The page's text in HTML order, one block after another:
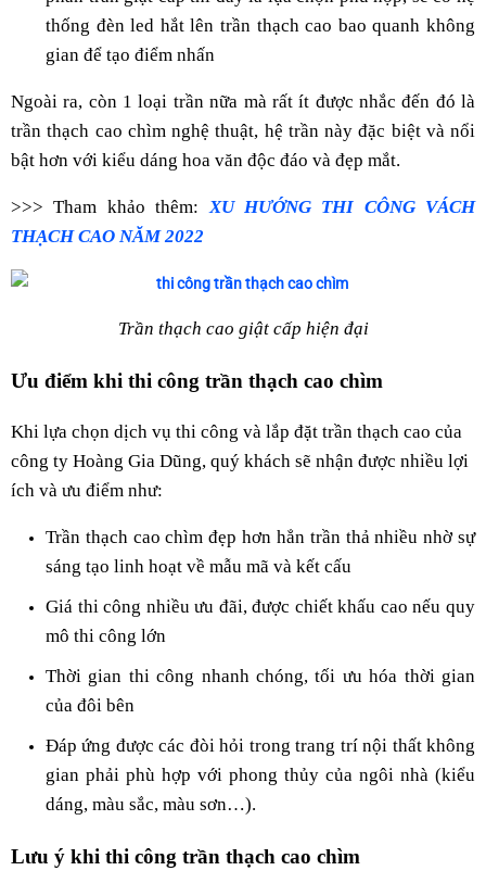
thống đèn led hắt lên trần thạch cao bao quanh không
gian để tạo điểm nhấn
Ngoài ra, còn 1 loại trần nữa mà rất ít được nhắc đến đó là
trần thạch cao chìm nghệ thuật, hệ trần này đặc biệt và nổi
bật hơn với kiểu dáng hoa văn độc đáo và đẹp mắt.
>>> Tham khảo thêm:XU HƯỚNG THI CÔNG VÁCH
THẠCH CAO NĂM 2022
Trần thạch cao giật cấp hiện đại
Ưu điểm khi thi công trần thạch cao chìm
Khi lựa chọn dịch vụ thi công và lắp đặt trần thạch cao của
công ty Hoàng Gia Dũng, quý khách sẽ nhận được nhiều lợi
ích và ưu điểm như:
Trần thạch cao chìm đẹp hơn hẳn trần thả nhiều nhờ sự
sáng tạo linh hoạt về mẫu mã và kết cấu
Giá thi công nhiều ưu đãi, được chiết khấu cao nếu quy
mô thi công lớn
Thời gian thi công nhanh chóng, tối ưu hóa thời gian
của đôi bên
Đáp ứng được các đòi hỏi trong trang trí nội thất không
gian phải phù hợp với phong thủy của ngôi nhà (kiểu
dáng, màu sắc, màu sơn…).
Lưu ý khi thi công trần thạch cao chìm